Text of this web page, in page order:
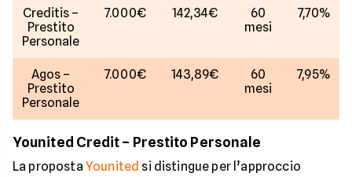
Creditis –
Prestito
Personale
7.000€ 142,34€
60
mesi
7,70%
Agos –
Prestito
Personale
7.000€ 143,89€
60
mesi
7,95%
Younited Credit – Prestito Personale
La proposta Younited si distingue per l’approccio